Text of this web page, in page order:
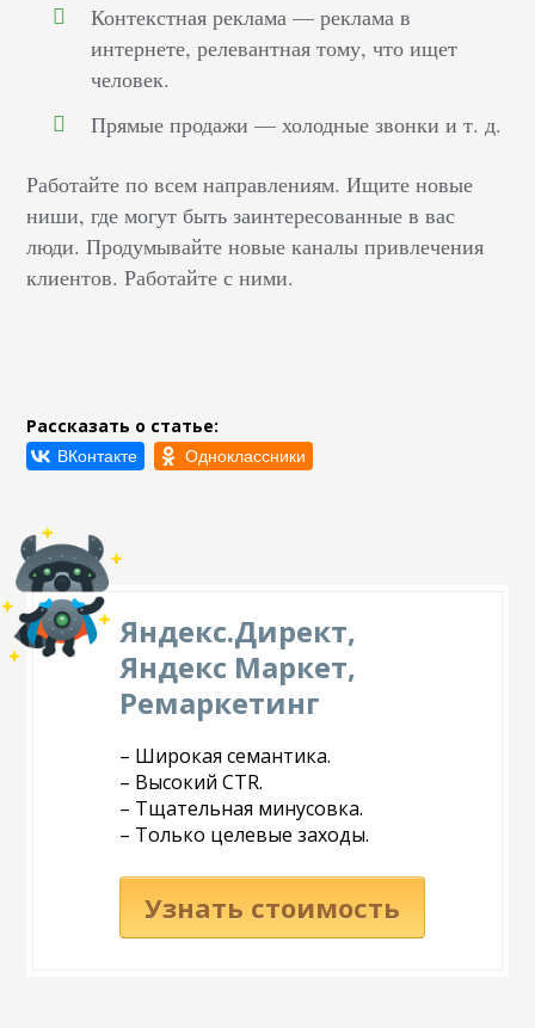
Контекстная реклама — реклама в
интернете, релевантная тому, что ищет
человек.
Прямые продажи — холодные звонки и т. д.
Работайте по всем направлениям. Ищите новые
ниши, где могут быть заинтересованные в вас
люди. Продумывайте новые каналы привлечения
клиентов. Работайте с ними.
Рассказать о статье:
Яндекс.Директ,
Яндекс Маркет,
Ремаркетинг
– Широкая семантика.
– Высокий CTR.
– Тщательная минусовка.
– Только целевые заходы.
Узнать стоимость